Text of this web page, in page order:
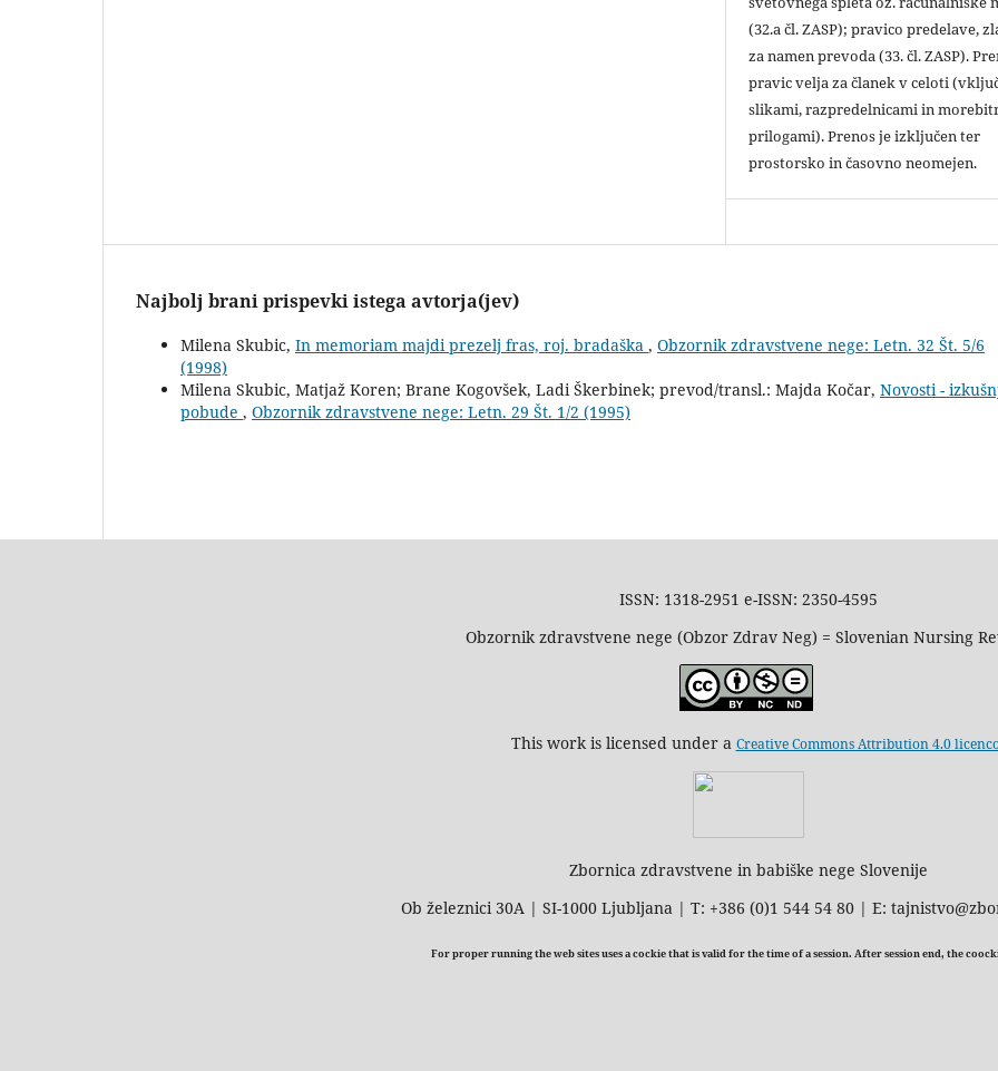
(32.a čl. ZASP); pravico predelave,
za namen prevoda (33. čl. ZASP).
pravic velja za članek v celoti
slikami, razpredelnicami in
prilogami). Prenos je izključen ter
prostorsko in časovno neomejen.
Najbolj brani prispevki istega avtorja(jev)
Milena Skubic, In memoriam majdi prezelj fras, roj. bradaška , Obzornik zdravstvene nege: Letn. 32 Št. 5/6
(1998)
Milena Skubic, Matjaž Koren; Brane Kogovšek, Ladi Škerbinek; prevod/transl.: Majda Kočar, Novosti -
pobude , Obzornik zdravstvene nege: Letn. 29 Št. 1/2 (1995)
ISSN: 1318-2951 e-ISSN: 2350-4595
Obzornik zdravstvene nege (Obzor Zdrav Neg) = Slovenian Nursing
This work is licensed under a Creative Commons Attribution 4.0
Zbornica zdravstvene in babiške nege Slovenije
Ob železnici 30A | SI-1000 Ljubljana | T: +386 (0)1 544 54 80 | E:
For proper running the web sites uses a cockie that is valid for the time of a session. After session end, the